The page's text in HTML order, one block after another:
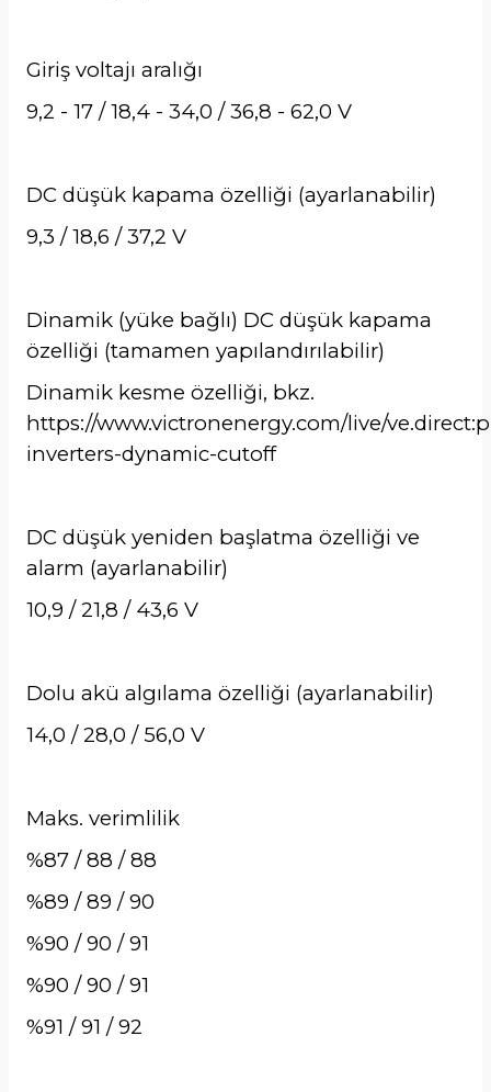
Giriş voltajı aralığı
9,2 - 17 / 18,4 - 34,0 / 36,8 - 62,0 V
DC düşük kapama özelliği (ayarlanabilir)
9,3 / 18,6 / 37,2 V
Dinamik (yüke bağlı) DC düşük kapama
özelliği (tamamen yapılandırılabilir)
Dinamik kesme özelliği, bkz.
https://www.victronenergy.com/live/
inverters-dynamic-cutoff
DC düşük yeniden başlatma özelliği ve
alarm (ayarlanabilir)
10,9 / 21,8 / 43,6 V
Dolu akü algılama özelliği (ayarlanabilir)
14,0 / 28,0 / 56,0 V
Maks. verimlilik
%87 / 88 / 88
%89 / 89 / 90
%90 / 90 / 91
%90 / 90 / 91
%91 / 91 / 92